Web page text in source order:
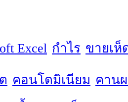
Excel กำไร ขายเ
คอนโดมิเนียม คาน